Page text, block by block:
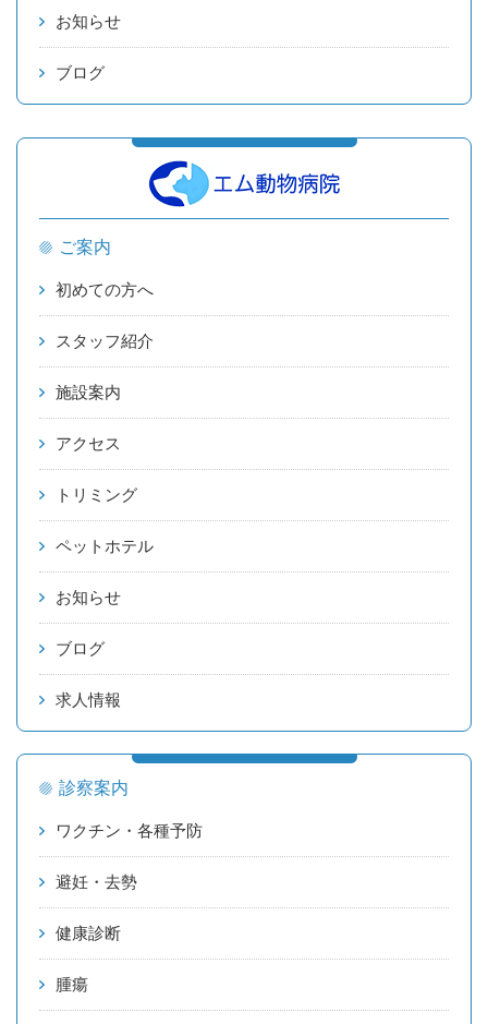
お知らせ
ブログ
ご案内
初めての方へ
スタッフ紹介
施設案内
アクセス
トリミング
ペットホテル
お知らせ
ブログ
求人情報
診察案内
ワクチン・各種予防
避妊・去勢
健康診断
腫瘍